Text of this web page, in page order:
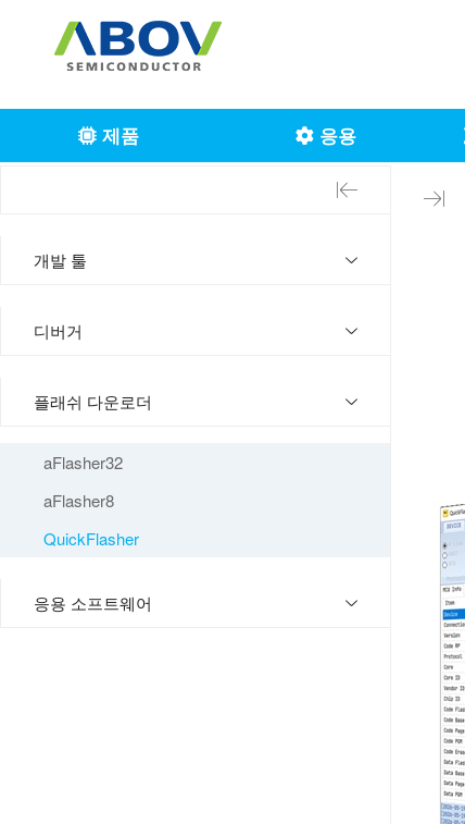
제품 응용
개발 툴
디버거
플래쉬 다운로더
aFlasher32
aFlasher8
QuickFlasher
응용 소프트웨어